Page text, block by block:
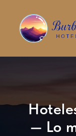
— Lo